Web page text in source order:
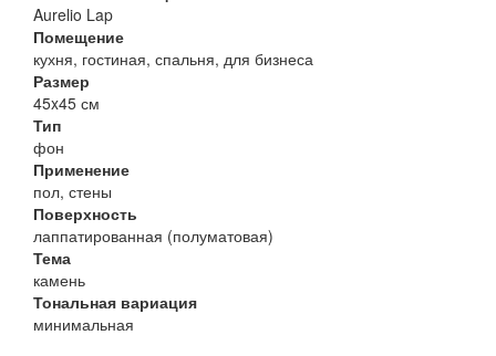
Aurelio Lap
Помещение
кухня, гостиная, спальня, для бизнеса
Размер
45x45 см
Тип
фон
Применение
пол, стены
Поверхность
лаппатированная (полуматовая)
Тема
камень
Тональная вариация
минимальная